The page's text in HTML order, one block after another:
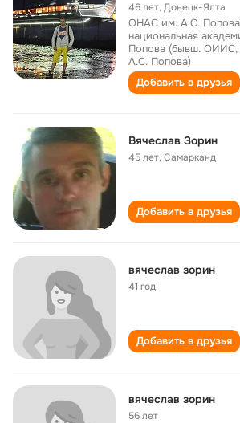
46 лет,Донецк-Ялта
ОНАС им. А.С.
национальная
Попова (бывш.
А.С. Попова)
Добавить в друзья
Вячеслав Зорин
45 лет,Самарканд
Добавить в друзья
вячеслав зорин
41 год
Добавить в друзья
вячеслав зорин
56 лет